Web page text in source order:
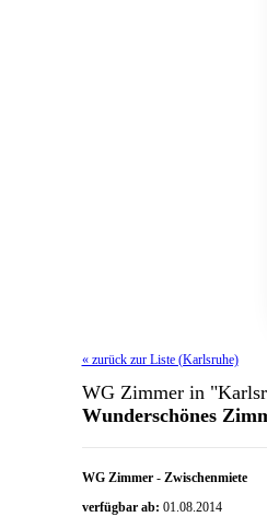
« zurück zur Liste (Karlsruhe)
WG Zimmer in
Wunderschönes
WG Zimmer- Zwischenmiete
verfügbar ab: 01.08.2014